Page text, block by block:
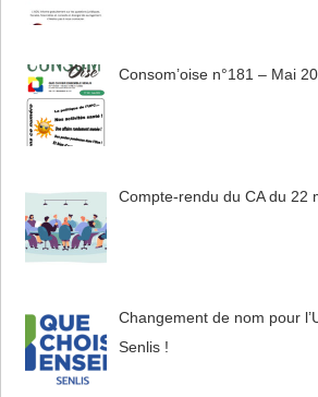
Consom’oise n°181 – Mai
Compte-rendu du CA du 22
Changement de nom pour
Senlis !